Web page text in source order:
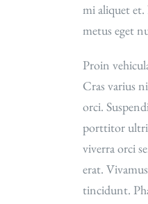
mi aliquet et.
metus eget
Proin
Cras varius
orci.
porttitor
viverra orci
erat.
tincidunt.